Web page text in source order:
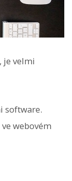
je velmi
software.
webovém